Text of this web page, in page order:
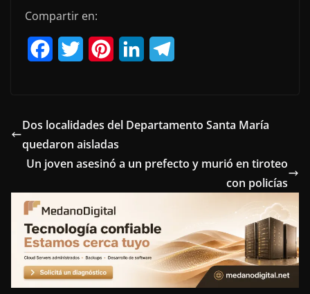
Compartir en:
e
b
o
o
k
t
t
e
r
t
e
r
e
s
t
k
d
I
n
e
r
a
Dos localidades del Departamento Santa María
quedaron aisladas
Un joven asesinó a un prefecto y murió en tiroteo
con policías